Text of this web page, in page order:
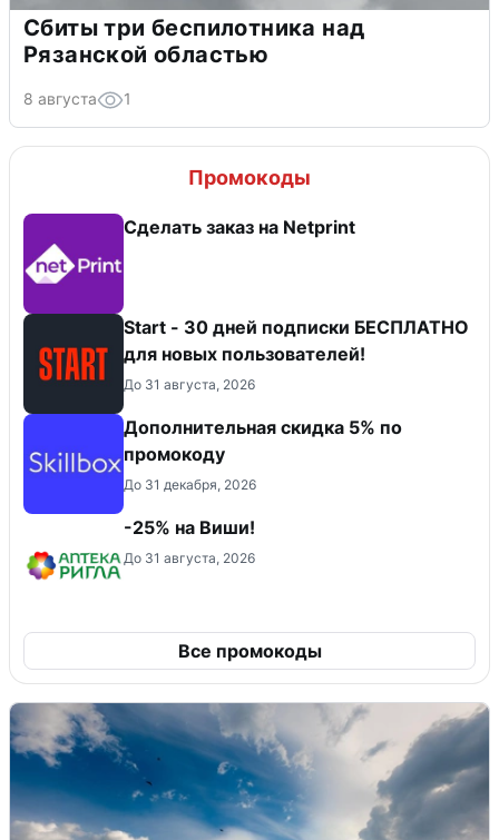
Сбиты три беспилотника над
Рязанской областью
8 августа 1
Промокоды
Сделать заказ на Netprint
Start - 30 дней подписки БЕСПЛАТНО
для новых пользователей!
До 31 августа, 2026
Дополнительная скидка 5% по
промокоду
До 31 декабря, 2026
-25% на Виши!
До 31 августа, 2026
Все промокоды